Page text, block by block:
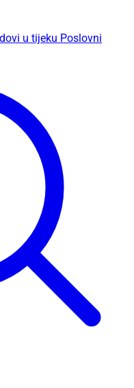
u tijeku Poslovni